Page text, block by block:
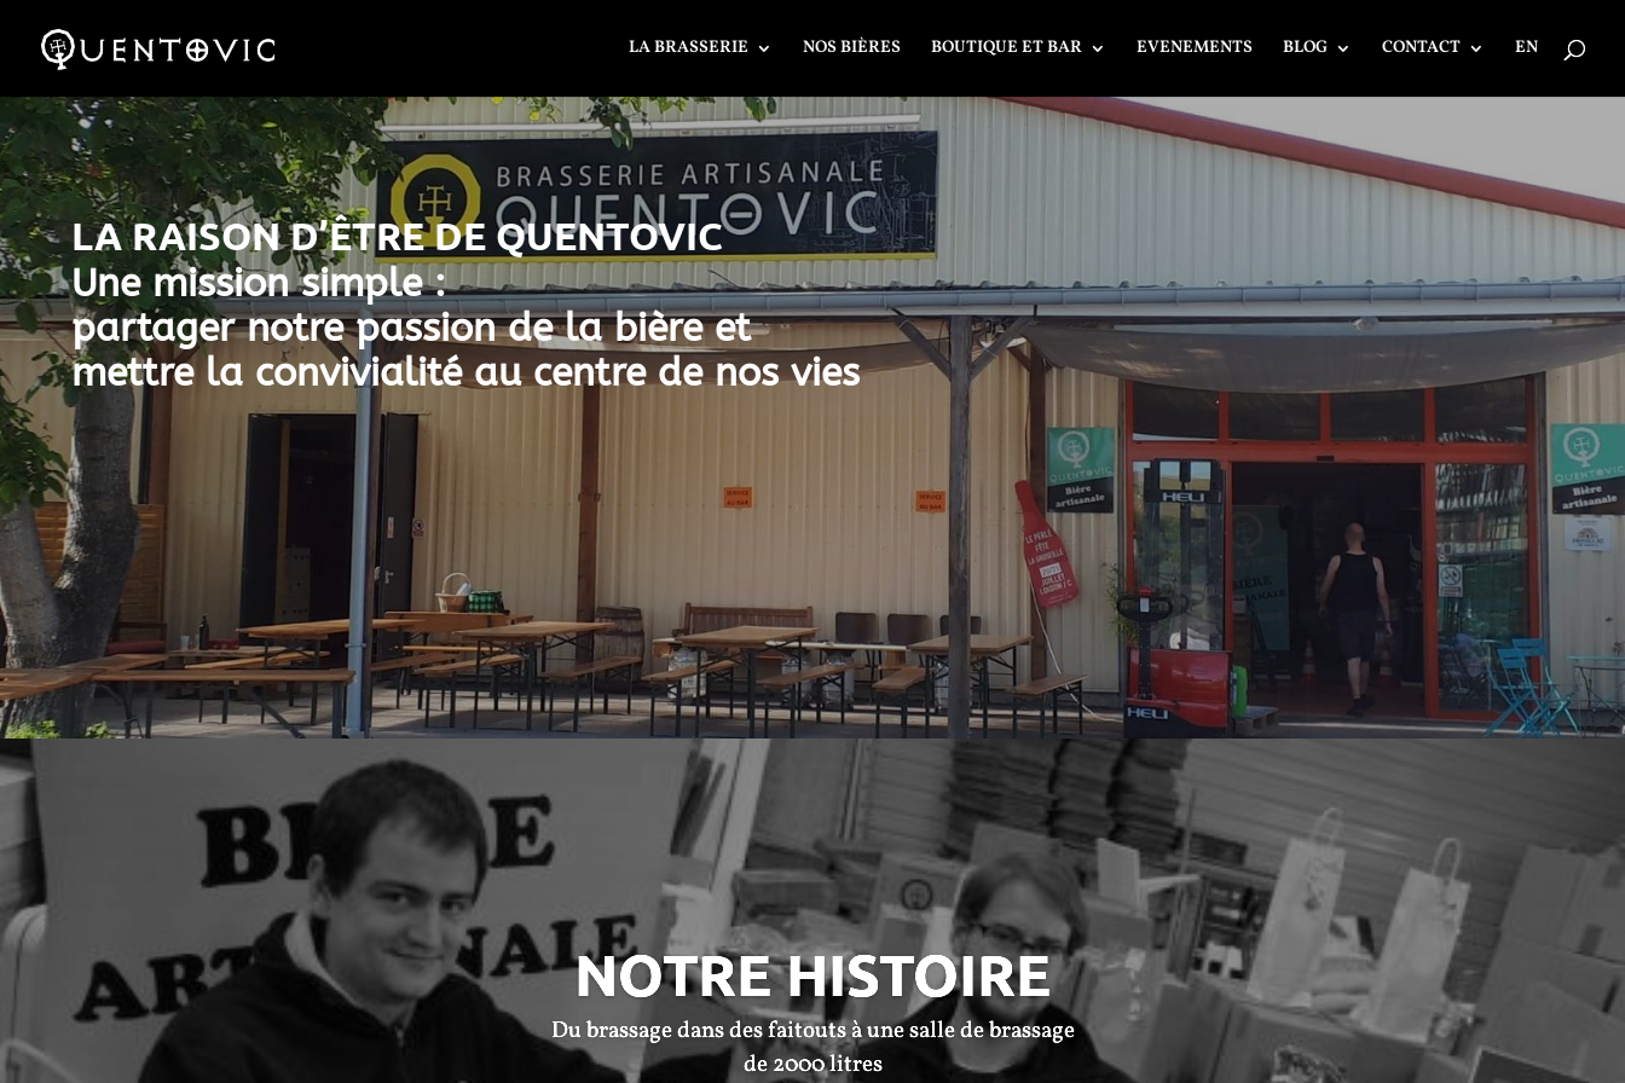
LA BRASSERIE NOS BIÈRES BOUTIQUE ET BAR EVENEMENTS BLOG CONTACT EN
LA RAISON D’ÊTRE DE QUENTOVIC
Une mission simple :
partager notre passion de la bière et
mettrela convivialité au centre de nos vies
NOTRE HISTOIRE
Du brassage dans des faitouts à une salle de brassage
de 2000 litres